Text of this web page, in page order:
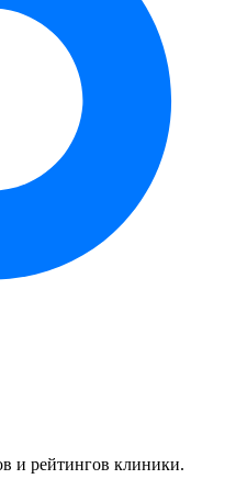
и рейтингов клиники.